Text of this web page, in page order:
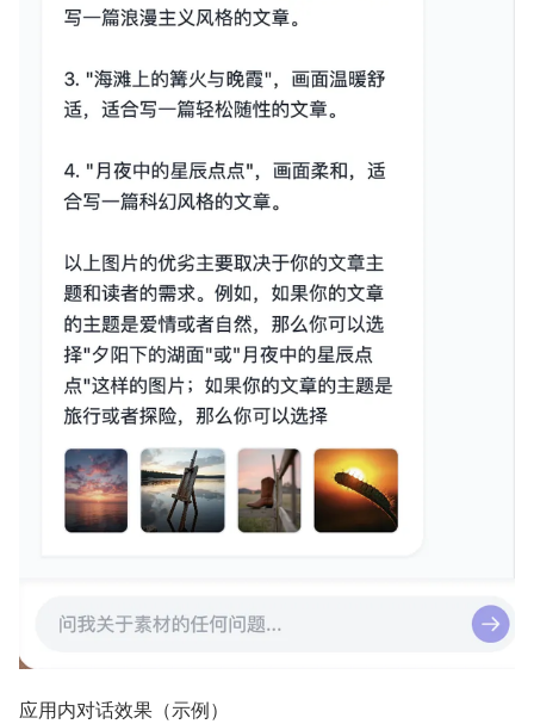
应用内对话效果（示例）